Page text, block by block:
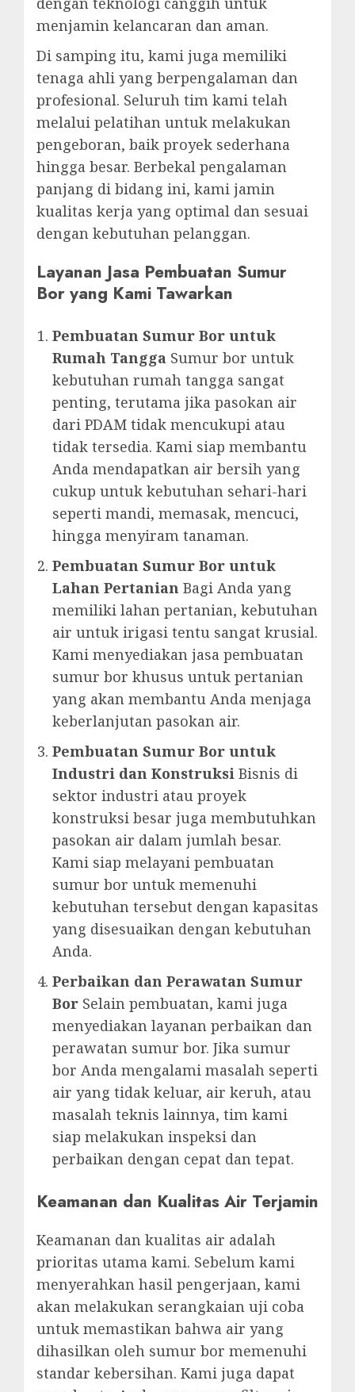
menjamin kelancaran dan aman.
Di samping itu, kami juga memiliki
tenaga ahli yang berpengalaman dan
profesional. Seluruh tim kami telah
melalui pelatihan untuk melakukan
pengeboran, baik proyek sederhana
hingga besar. Berbekal pengalaman
panjang di bidang ini, kami jamin
kualitas kerja yang optimal dan sesuai
dengan kebutuhan pelanggan.
Layanan Jasa Pembuatan Sumur
Bor yang Kami Tawarkan
Pembuatan Sumur Bor untuk
Rumah Tangga Sumur bor untuk
kebutuhan rumah tangga sangat
penting, terutama jika pasokan air
dari PDAM tidak mencukupi atau
tidak tersedia. Kami siap membantu
Anda mendapatkan air bersih yang
cukup untuk kebutuhan sehari-hari
seperti mandi, memasak, mencuci,
hingga menyiram tanaman.
Pembuatan Sumur Bor untuk
Lahan Pertanian Bagi Anda yang
memiliki lahan pertanian, kebutuhan
air untuk irigasi tentu sangat krusial.
Kami menyediakan jasa pembuatan
sumur bor khusus untuk pertanian
yang akan membantu Anda menjaga
keberlanjutan pasokan air.
Pembuatan Sumur Bor untuk
Industri dan Konstruksi Bisnis di
sektor industri atau proyek
konstruksi besar juga membutuhkan
pasokan air dalam jumlah besar.
Kami siap melayani pembuatan
sumur bor untuk memenuhi
kebutuhan tersebut dengan kapasitas
yang disesuaikan dengan kebutuhan
Anda.
Perbaikan dan Perawatan Sumur
Bor Selain pembuatan, kami juga
menyediakan layanan perbaikan dan
perawatan sumur bor. Jika sumur
bor Anda mengalami masalah seperti
air yang tidak keluar, air keruh, atau
masalah teknis lainnya, tim kami
siap melakukan inspeksi dan
perbaikan dengan cepat dan tepat.
Keamanan dan Kualitas Air Terjamin
Keamanan dan kualitas air adalah
prioritas utama kami. Sebelum kami
menyerahkan hasil pengerjaan, kami
akan melakukan serangkaian uji coba
untuk memastikan bahwa air yang
dihasilkan oleh sumur bor memenuhi
standar kebersihan. Kami juga dapat